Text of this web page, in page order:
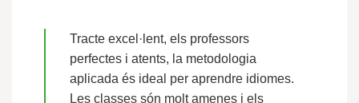
Tracte excel·lent, els professors
perfectes i atents, la metodologia
aplicada és ideal per aprendre idiomes.
Les classes són molt amenes i els